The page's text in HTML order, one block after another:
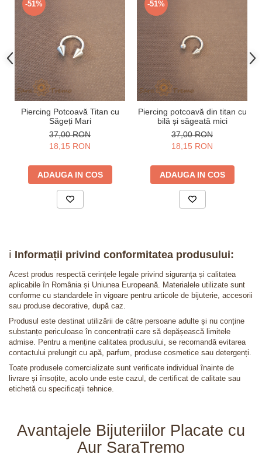
-51%
Piercing Potcoavă Titan cu
Săgeți Mari
37,00 RON
18,15 RON
ADAUGA IN COS
-51%
Piercing potcoavă din titan cu
bilă și săgeată mici
37,00 RON
18,15 RON
ADAUGA IN COS
ℹ️ Informații privind conformitatea produsului:
Acest produs respectă cerințele legale privind siguranța și calitatea
aplicabile în România și Uniunea Europeană. Materialele utilizate sunt
conforme cu standardele în vigoare pentru articole de bijuterie, accesorii
sau produse decorative, după caz.
Produsul este destinat utilizării de către persoane adulte și nu conține
substanțe periculoase în concentrații care să depășească limitele
admise. Pentru a menține calitatea produsului, se recomandă evitarea
contactului prelungit cu apă, parfum, produse cosmetice sau detergenți.
Toate produsele comercializate sunt verificate individual înainte de
livrare și însoțite, acolo unde este cazul, de certificat de calitate sau
etichetă cu specificații tehnice.
Avantajele Bijuteriilor Placate cu
Aur SaraTremo